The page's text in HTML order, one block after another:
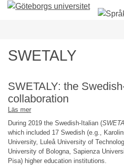
Hoppa
SWETALY
SWETALY: the
collaboration
Läs mer
SWETALY:
the
Swedish-
Italian
collaboration
During 2019 the Swedish-Italian (
which included 17 Swedish (e.g.,
University, Luleå University of
University of Bologna, Sapienza
Pisa) higher education institutions.